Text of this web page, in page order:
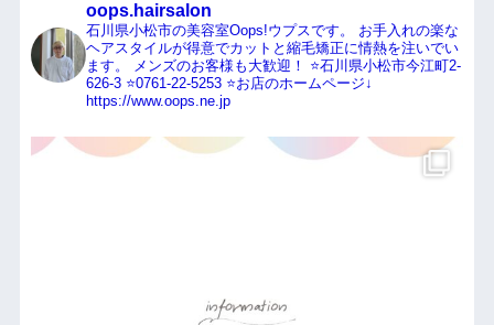
oops.hairsalon
石川県小松市の美容室Oops!ウプスです。
お手入れの楽な
ヘアスタイルが得意でカットと縮毛矯正に情熱を注いでい
ます。
メンズのお客様も大歓迎！
⭐️石川県小松市今江町2-
626-3⭐️0761-22-5253⭐️お店のホームページ↓
https://www.oops.ne.jp